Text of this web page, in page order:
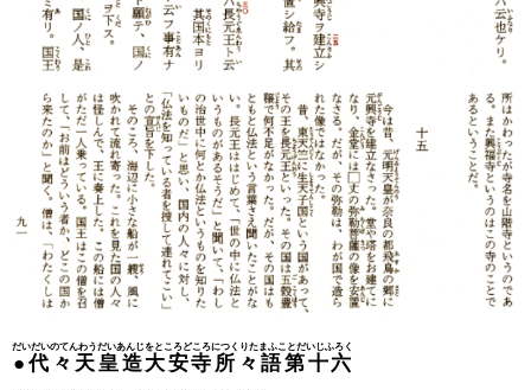
●代々天皇造大安寺所々語第十六
だいだいのてんわうだいあんじをところどころにつくりたまふことだいじふろく